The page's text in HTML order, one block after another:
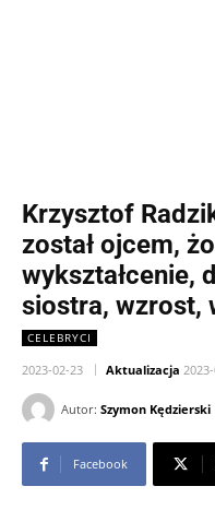
Krzysztof
został ojcem,
wykształcenie,
siostra, wzrost,
CELEBRYCI
2023-02-23 Aktualizacja
Autor: Szymon Kędzierski
Facebook